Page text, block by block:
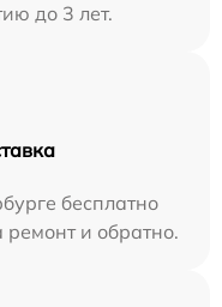
до 3 лет.
бесплатно
ремонт и обратно.